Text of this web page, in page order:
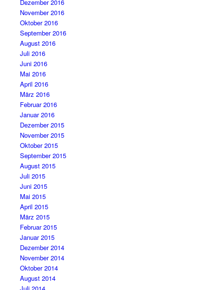
Dezember 2016
November 2016
Oktober 2016
September 2016
August 2016
Juli 2016
Juni 2016
Mai 2016
April 2016
März 2016
Februar 2016
Januar 2016
Dezember 2015
November 2015
Oktober 2015
September 2015
August 2015
Juli 2015
Juni 2015
Mai 2015
April 2015
März 2015
Februar 2015
Januar 2015
Dezember 2014
November 2014
Oktober 2014
August 2014